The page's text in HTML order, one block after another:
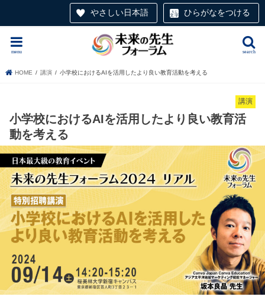
やさしい日本語 ひらがなをつける
search
menu
HOME 講演 小学校におけるAIを活用したより良い教育活動を考える
講演
小学校におけるAIを活用したより良い教育活
動を考える